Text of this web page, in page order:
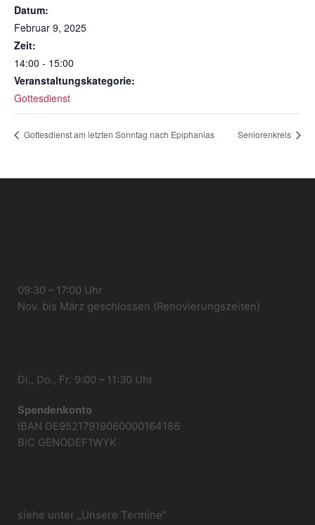
Datum:
Februar 9, 2025
Zeit:
14:00 - 15:00
Veranstaltungskategorie:
Gottesdienst
Gottesdienst am letzten Sonntag nach Epiphanias Seniorenkreis
09:30 – 17:00 Uhr
Nov. bis März geschlossen (Renovierungszeiten)
Di., Do., Fr. 9:00 – 11:30 Uhr
Spendenkonto
IBAN DE95217919060000164186
BIC GENODEF1WYK
siehe unter „Unsere Termine“